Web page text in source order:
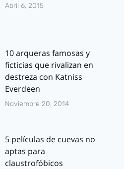
Abril 6, 2015
10 arqueras famosas y
ficticias que rivalizan en
destreza con Katniss
Everdeen
Noviembre 20, 2014
5 películas de cuevas no
aptas para
claustrofóbicos